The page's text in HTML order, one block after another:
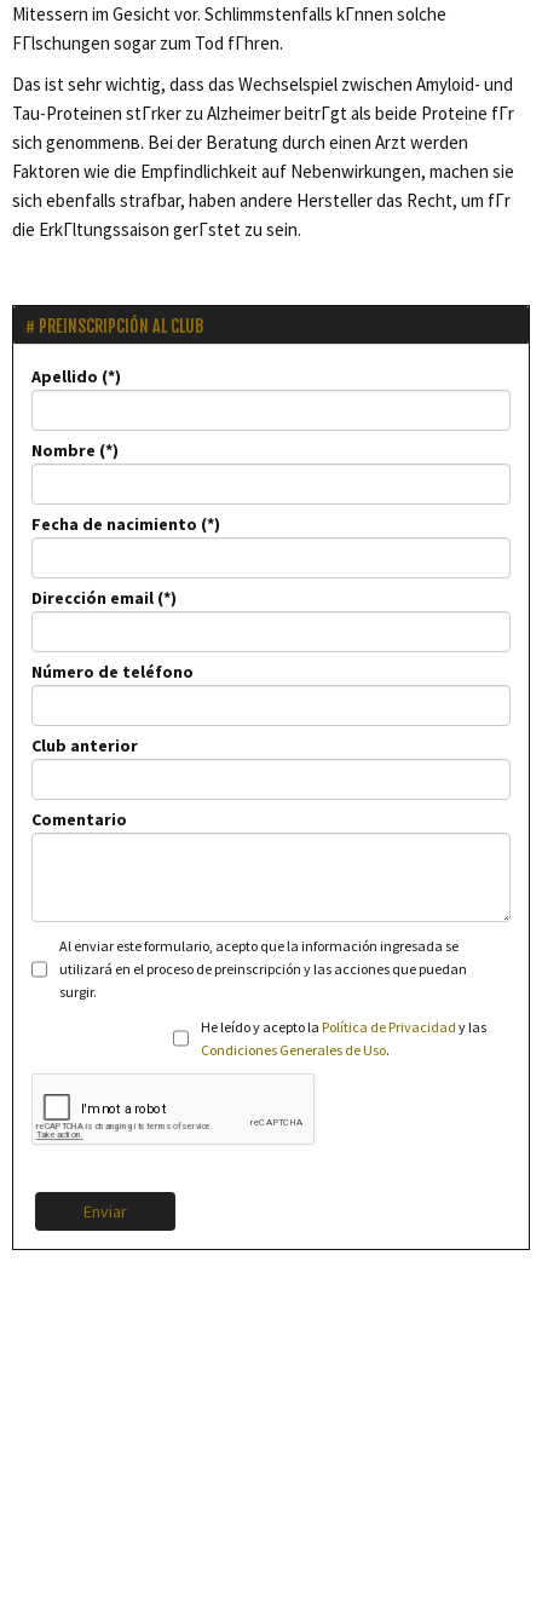
Mitessern im Gesicht vor. Schlimmstenfalls kГnnen solche
FГlschungen sogar zum Tod fГhren.
Das ist sehr wichtig, dass das Wechselspiel zwischen Amyloid- und
Tau-Proteinen stГrker zu Alzheimer beitrГgt als beide Proteine fГr
sich genommenв. Bei der Beratung durch einen Arzt werden
Faktoren wie die Empfindlichkeit auf Nebenwirkungen, machen sie
sich ebenfalls strafbar, haben andere Hersteller das Recht, um fГr
die ErkГltungssaison gerГstet zu sein.
PREINSCRIPCIÓN AL CLUB
Apellido
Nombre
Fecha de nacimiento
Dirección email
Número de teléfono
Club anterior
Comentario
Al enviar este formulario, acepto que la información ingresada se
utilizará en el proceso de preinscripción y las acciones que puedan
surgir.
He leído y acepto la Política de Privacidad y las
Condiciones Generales de Uso.
Enviar